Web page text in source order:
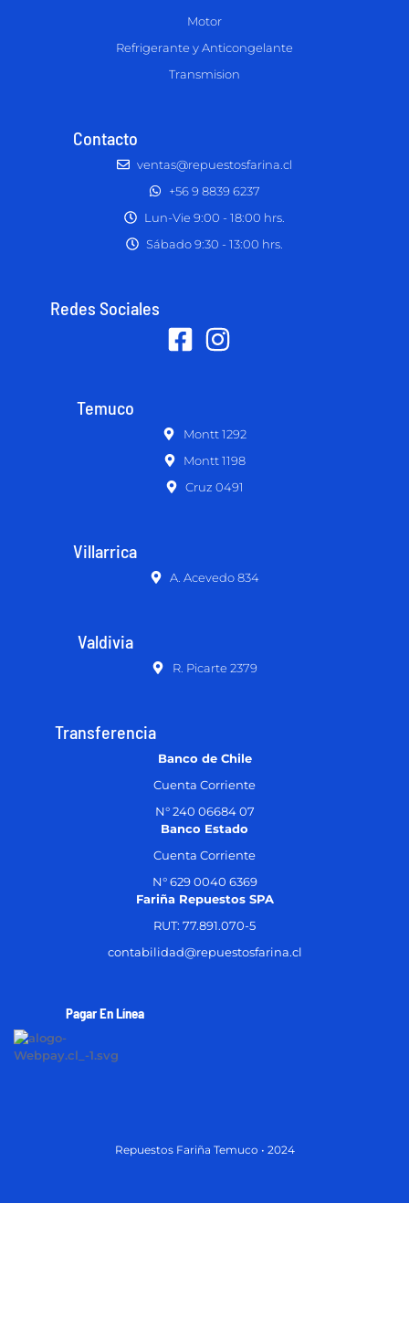
Motor
Refrigerante y Anticongelante
Transmision
Contacto
ventas@repuestosfarina.cl
+56 9 8839 6237
Lun-Vie 9:00 - 18:00 hrs.
Sábado 9:30 - 13:00 hrs.
Redes Sociales
Temuco
Montt 1292
Montt 1198
Cruz 0491
Villarrica
A. Acevedo 834
Valdivia
R. Picarte 2379
Transferencia
Banco de Chile
Cuenta Corriente
N° 240 06684 07
Banco Estado
Cuenta Corriente
N° 629 0040 6369
Fariña Repuestos SPA
RUT: 77.891.070-5
contabilidad@repuestosfarina.cl
Pagar En Línea
Repuestos Fariña Temuco • 2024